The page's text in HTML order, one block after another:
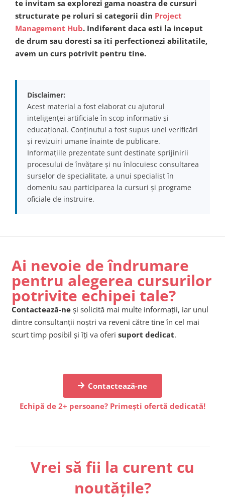
te invitam sa explorezi gama noastra de cursuri
structurate pe roluri si categorii din Project
Management Hub. Indiferent daca esti la inceput
de drum sau doresti sa iti perfectionezi abilitatile,
avem un curs potrivit pentru tine.
Disclaimer:
Acest material a fost elaborat cu ajutorul
inteligenței artificiale în scop informativ și
educațional. Conținutul a fost supus unei verificări
și revizuiri umane înainte de publicare.
Informațiile prezentate sunt destinate sprijinirii
procesului de învățare și nu înlocuiesc consultarea
surselor de specialitate, a unui specialist în
domeniu sau participarea la cursuri și programe
oficiale de instruire.
Ai nevoie de îndrumare
pentru alegerea cursurilor
potrivite echipei tale?
Contactează-ne și solicită mai multe informații, iar unul
dintre consultanții noștri va reveni către tine în cel mai
scurt timp posibil și îți va oferi suport dedicat.
Contactează-ne
Echipă de 2+ persoane? Primești ofertă dedicată!
Vrei să fii la curent cu
noutățile?